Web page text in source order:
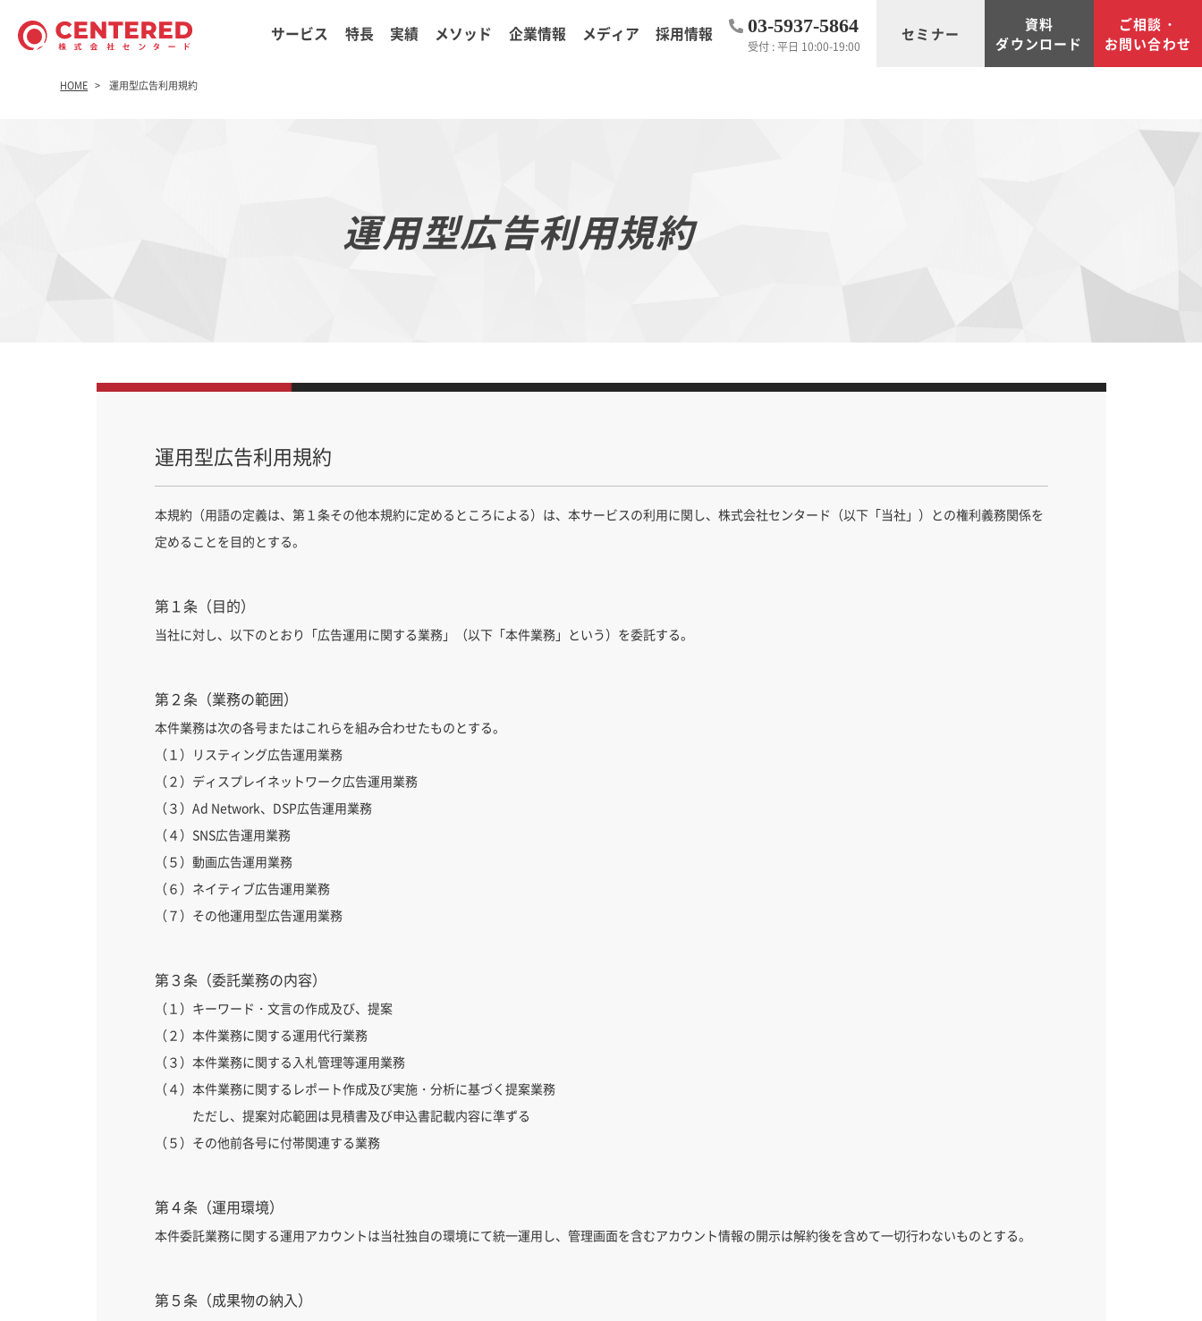
サービス 特長 実績 メソッド 企業情報 メディア 採用情報 03-5937-5864
受付 : 平日 10:00-19:00
セミナー
資料
ダウンロード
ご相談・
お問い合わせ
HOME 運用型広告利用規約
運用型広告利用規約
運用型広告利用規約
本規約（用語の定義は、第１条その他本規約に定めるところによる）は、本サービスの利用に関し、株式会社センタード（以下「当社」）との権利義務関係を
定めることを目的とする。
第１条（目的）
当社に対し、以下のとおり「広告運用に関する業務」（以下「本件業務」という）を委託する。
第２条（業務の範囲）
本件業務は次の各号またはこれらを組み合わせたものとする。
（１）リスティング広告運用業務
（２）ディスプレイネットワーク広告運用業務
（３）Ad Network、DSP広告運用業務
（４）SNS広告運用業務
（５）動画広告運用業務
（６）ネイティブ広告運用業務
（７）その他運用型広告運用業務
第３条（委託業務の内容）
（１）キーワード・文言の作成及び、提案
（２）本件業務に関する運用代行業務
（３）本件業務に関する入札管理等運用業務
（４）本件業務に関するレポート作成及び実施・分析に基づく提案業務
ただし、提案対応範囲は見積書及び申込書記載内容に準ずる
（５）その他前各号に付帯関連する業務
第４条（運用環境）
本件委託業務に関する運用アカウントは当社独自の環境にて統一運用し、管理画面を含むアカウント情報の開示は解約後を含めて一切行わないものとする。
第５条（成果物の納入）